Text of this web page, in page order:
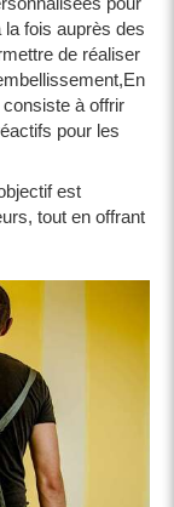
fois auprès des
de réaliser
à offrir
pour les
est
tout en offrant